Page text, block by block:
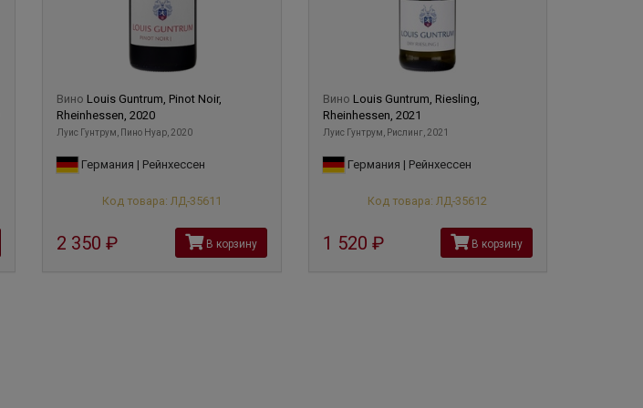
Вино Louis Guntrum, Pinot Noir,
Rheinhessen, 2020
Луис Гунтрум, Пино Нуар, 2020
Германия | Рейнхессен
Код товара: ЛД-35611
2 350 В корзину
Вино Louis Guntrum, Riesling,
Rheinhessen, 2021
Луис Гунтрум, Рислинг, 2021
Германия | Рейнхессен
Код товара: ЛД-35612
1 520 В корзину